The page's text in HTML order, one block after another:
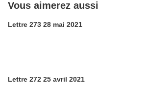
Vous aimerez aussi
Lettre 273 28 mai 2021
Lettre 272 25 avril 2021